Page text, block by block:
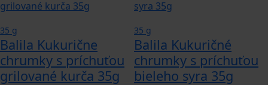
35 g
Balila Kukurične
chrumky s príchuťou
grilované kurča 35g
35 g
Balila Kukuričné
chrumky s príchuťou
bieleho syra 35g